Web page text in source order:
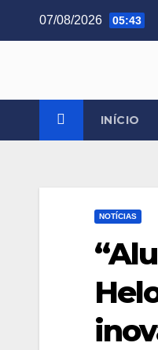
07/08/2026 05:43
INÍCIO
NOTÍCIAS